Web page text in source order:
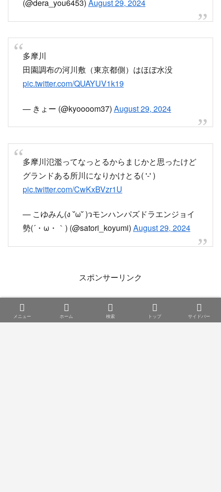
多摩川
田園調布の河川敷（東京都側）はほぼ水没
— きょー (@kyoooom37)
多摩川氾濫ってなっとるからまじかと思ったけど
— こゆみん(ง ˘ω˘ )วモンハンパズドラエンジョイ
勢(´・ω・｀) (@satori_koyumi) August 29, 2024
スポンサーリンク
メニュー ホーム 検索 トップ サイドバー